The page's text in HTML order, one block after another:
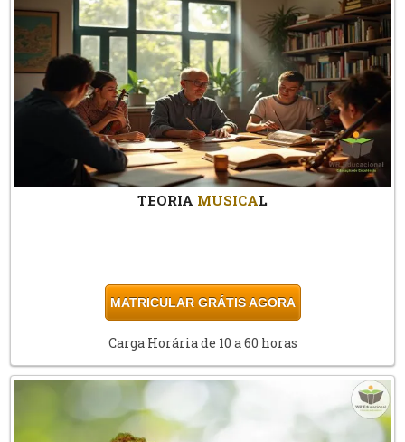
TEORIA MUSICAL
MATRICULAR GRÁTIS AGORA
Carga Horária de 10 a 60 horas